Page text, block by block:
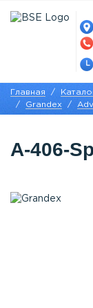
Главная
Grandex
A-406-